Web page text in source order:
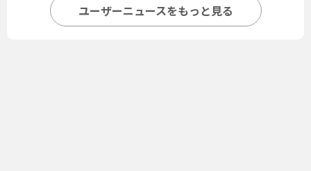
ユーザーニュースをもっと見る